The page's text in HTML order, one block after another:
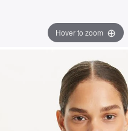
Hover to zoom